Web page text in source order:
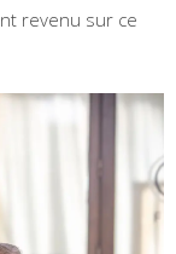
revenu sur ce